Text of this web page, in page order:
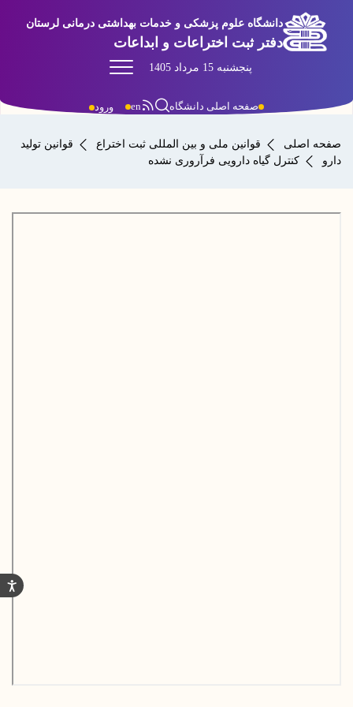
دانشگاه علوم پزشکی و خدمات بهداشتی درمانی لرستان
دفتر ثبت اختراعات و ابداعات
پنجشنبه 15 مرداد 1405
ورود en صفحه اصلی دانشگاه
صفحه اصلی قوانین ملی و بین المللی ثبت اختراع
قوانین تولید
دارو
کنترل گیاه دارویی فرآروری نشده